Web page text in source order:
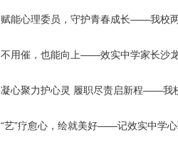
不用催，也能向上——效实中学家长沙
凝心聚力护心灵 履职尽责启新程——我
“艺”疗愈心，绘就美好——记效实中学